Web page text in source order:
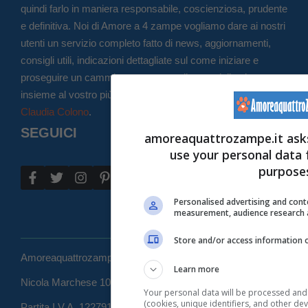
quindi farlo in maniera responsabile, coscienziosa, prudente
e definitiva. Noi di Amore a 4 zampe vogliamo dare ai nostri
utenti un servizio completo fatto di news, aggiornamenti,
consigli utili, indicazioni dettagliate sul come iniziare e
proseguire un cammino corretto per il resto della vita
insieme al vostro più fedele amico. Direttore editoriale:
Claudia Colono.
SEGUICI
Amoreaquattrozampe.it di proprietà di WEB 365 SRL - Via
Nicola Marchese 10, 00141 Roma (RM) - Codice Fiscale e
amoreaquattrozampe.it
use your personal
Personalised advertising and
measurement, audience
Store and/or access information
Learn more
Your personal data will be processed
(cookies, unique identifiers, and other